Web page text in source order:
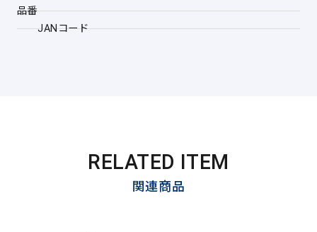
品番
JANコード
RELATED ITEM
関連商品